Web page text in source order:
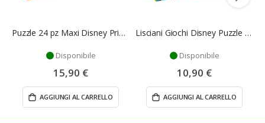
Puzzle 24 pz Maxi Disney Principesse - Clementoni
Disponibile
15,90 €
AGGIUNGI AL CARRELLO
Lisciani Giochi Disney Puzzle DF Supermaxi 108 Principesse
Disponibile
10,90 €
AGGIUNGI AL CARRELLO